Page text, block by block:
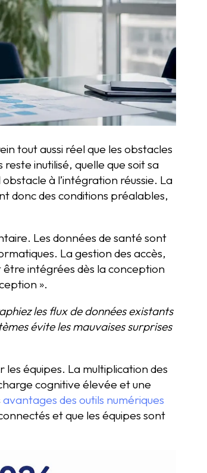
tout aussi réel que les obstacles
inutilisé, quelle que soit sa
à l’intégration réussie. La
donc des conditions préalables,
Les données de santé sont
La gestion des accès,
être intégrées dès la conception
».
les flux de données existants
évite les mauvaises surprises
équipes. La multiplication des
cognitive élevée et une
avantages des outils numériques
et que les équipes sont